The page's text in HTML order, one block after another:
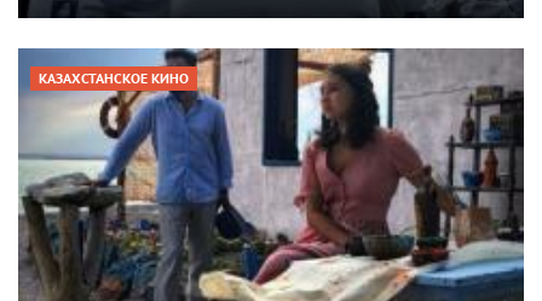
КАЗАХСТАНСКОЕ КИНО